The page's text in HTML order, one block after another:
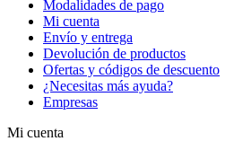
Modalidades de pago
Mi cuenta
Envío y entrega
Devolución de productos
Ofertas y códigos de descuento
¿Necesitas más ayuda?
Empresas
Mi cuenta